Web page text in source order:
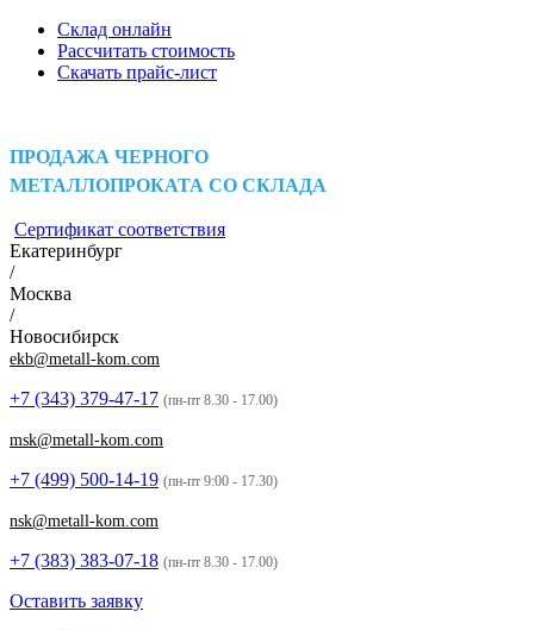
Склад онлайн
Рассчитать стоимость
Скачать прайс-лист
ПРОДАЖА ЧЕРНОГО
МЕТАЛЛОПРОКАТА СО СКЛАДА
Сертификат соответствия
Екатеринбург
/
Москва
/
Новосибирск
ekb@metall-kom.com
+7 (343) 379-47-17 (пн-пт 8.30 - 17.00)
msk@metall-kom.com
+7 (499) 500-14-19 (пн-пт 9:00 - 17.30)
nsk@metall-kom.com
+7 (383) 383-07-18 (пн-пт 8.30 - 17.00)
Оставить заявку